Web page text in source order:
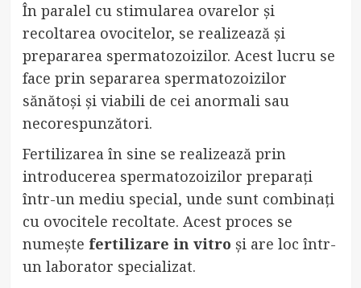
În paralel cu stimularea ovarelor și
recoltarea ovocitelor, se realizează și
prepararea spermatozoizilor. Acest lucru se
face prin separarea spermatozoizilor
sănătoși și viabili de cei anormali sau
necorespunzători.
Fertilizarea în sine se realizează prin
introducerea spermatozoizilor preparați
într-un mediu special, unde sunt combinați
cu ovocitele recoltate. Acest proces se
numește fertilizare in vitro și are loc într-
un laborator specializat.